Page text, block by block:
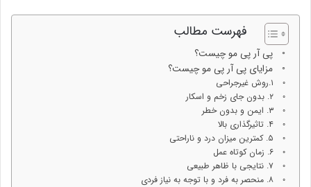
فهرست مطالب
پی آر پی مو چیست؟
مزایای پی آر پی مو چیست؟
۱.روش غیرجراحی
۲. بدون جای زخم و اسکار
۳. ایمن و بدون خطر
۴. تاثیرگذاری بالا
۵. کمترین میزان درد و ناراحتی
۶. زمان کوتاه عمل
۷. نتایجی با ظاهر طبیعی
۸. منحصر به فرد و با توجه به نیاز فردی